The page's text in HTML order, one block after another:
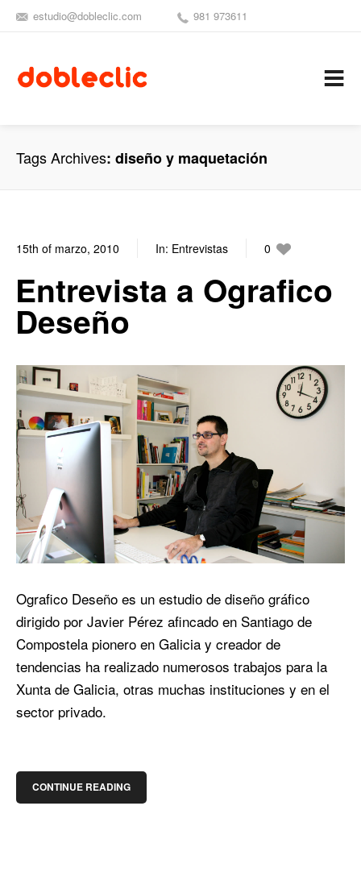
estudio@dobleclic.com 981 973611
Tags Archives diseño y maquetación
15th of marzo, 2010 In: Entrevistas
0
Entrevista a Ografico
Deseño
Ografico Deseño es un estudio de diseño gráfico
dirigido por Javier Pérez afincado en Santiago de
Compostela pionero en Galicia y creador de
tendencias ha realizado numerosos trabajos para la
Xunta de Galicia, otras muchas instituciones y en el
sector privado.
CONTINUE READING